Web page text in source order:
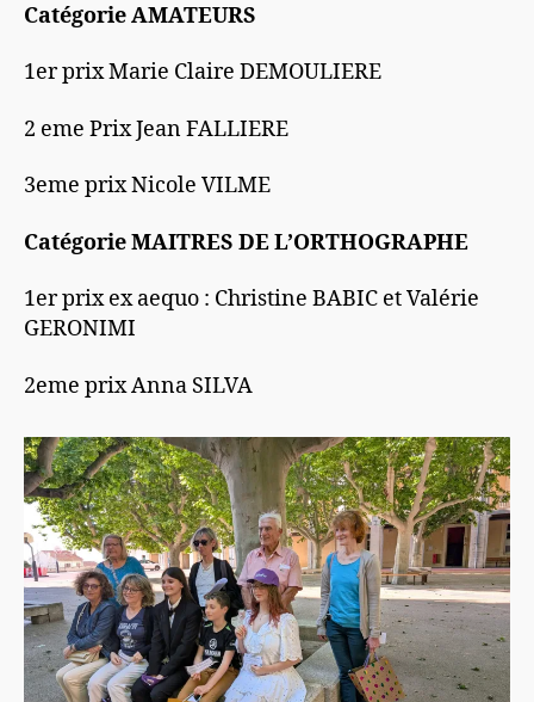
Catégorie AMATEURS
1er prix Marie Claire DEMOULIERE
2 eme Prix Jean FALLIERE
3eme prix Nicole VILME
Catégorie MAITRES DE L’ORTHOGRAPHE
1er prix ex aequo : Christine BABIC et Valérie
GERONIMI
2eme prix Anna SILVA